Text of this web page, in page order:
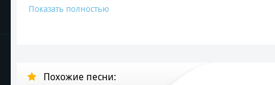
Как бы то не было долго
И встретимся где-то
Показать полностью
Похожие песни: